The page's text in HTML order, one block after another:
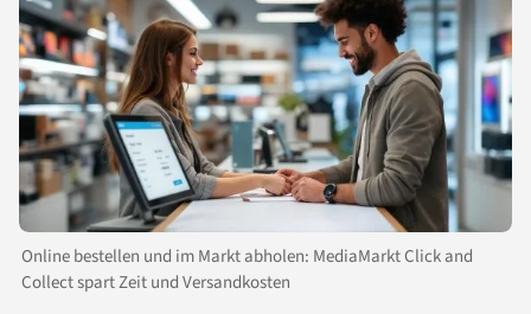
Online bestellen und im Markt abholen: MediaMarkt Click and
Collect spart Zeit und Versandkosten